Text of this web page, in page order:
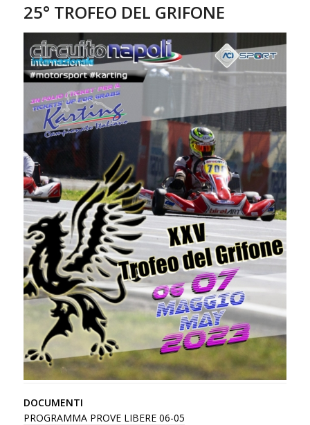
25° TROFEO DEL GRIFONE
DOCUMENTI
PROGRAMMA PROVE LIBERE 06-05